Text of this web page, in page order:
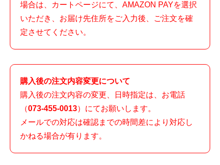
場合は、カートページにて、AMAZON PAYを選択
いただき、お届け先住所をご入力後、ご注文を確
定させてください。
購入後の注文内容変更について
購入後の注文内容の変更、日時指定は、お電話
（073-455-0013）にてお願いします。
メールでの対応は確認までの時間差により対応し
かねる場合が有ります。